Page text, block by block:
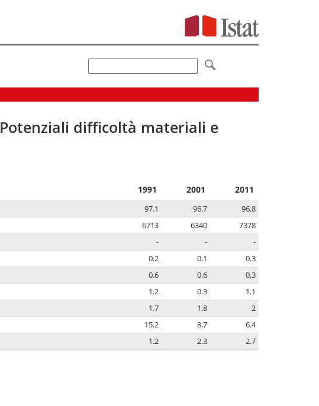
Potenziali difficoltà materiali e
1991 2001 2011
97.1 96.7
96.8
6713 6340
7378
- -
-
0.2 0.1
0.3
0.6 0.6
0.3
1.2 0.3
1.1
1.7 1.8
2
15.2 8.7
6.4
1.2 2.3 2.7